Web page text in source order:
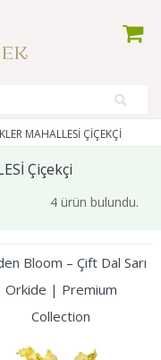
MAHALLESİ ÇIÇEKÇI
Çiçekçi
4 ürün bulundu.
Bloom – Çift Dal Sarı
Orkide | Premium
Collection